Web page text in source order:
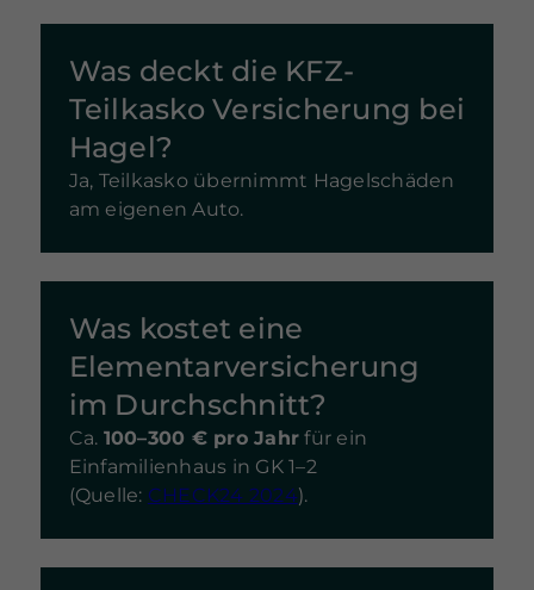
Was deckt die KFZ-
Teilkasko Versicherung bei
Hagel?
Ja, Teilkasko übernimmt Hagelschäden
am eigenen Auto.
Was kostet eine
Elementarversicherung
im Durchschnitt?
Ca. 100–300 € pro Jahr für ein
Einfamilienhaus in GK 1–2
(Quelle: CHECK24 2024).